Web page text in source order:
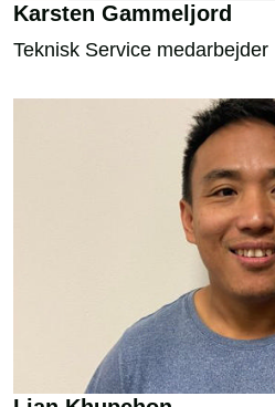
​Karsten Gammeljord
Teknisk Service medarbejder